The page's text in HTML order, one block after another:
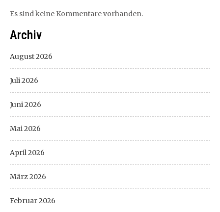
Es sind keine Kommentare vorhanden.
Archiv
August 2026
Juli 2026
Juni 2026
Mai 2026
April 2026
März 2026
Februar 2026